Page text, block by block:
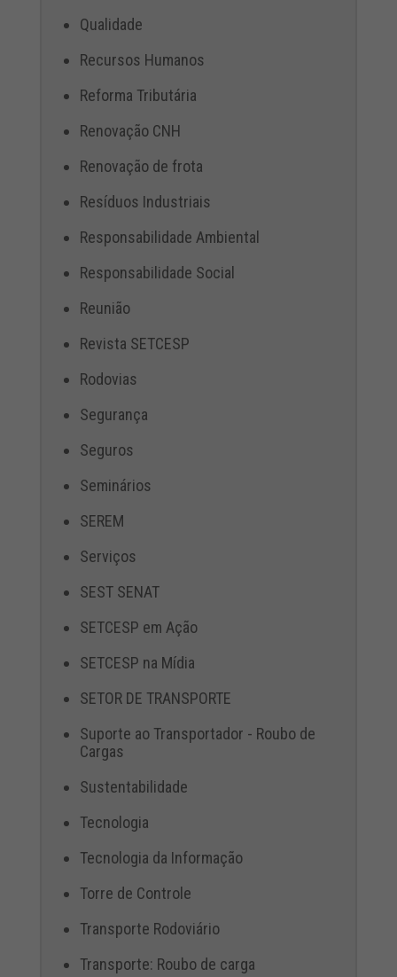
Qualidade
Recursos Humanos
Reforma Tributária
Renovação CNH
Renovação de frota
Resíduos Industriais
Responsabilidade Ambiental
Responsabilidade Social
Reunião
Revista SETCESP
Rodovias
Segurança
Seguros
Seminários
SEREM
Serviços
SEST SENAT
SETCESP em Ação
SETCESP na Mídia
SETOR DE TRANSPORTE
Suporte ao Transportador - Roubo de
Cargas
Sustentabilidade
Tecnologia
Tecnologia da Informação
Torre de Controle
Transporte Rodoviário
Transporte: Roubo de carga